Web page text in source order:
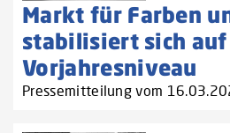
Markt für Farben
stabilisiert sich auf
Vorjahresniveau
Pressemitteilung vom